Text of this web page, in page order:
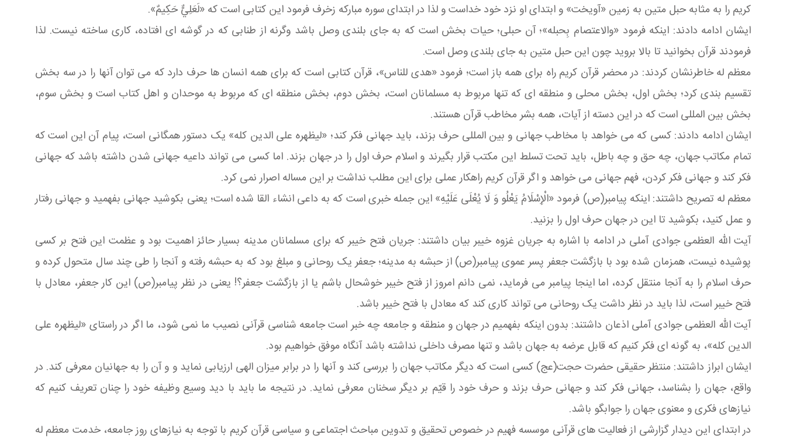
کریم را به مثابه حبل متین به زمین «آویخت» و ابتدای او نزد خود خداست و لذا در ابتدای سوره مبارکه زخرف فرمود این کتابی است که «لَعَلِيٌّ حَكِيمٌ».
ایشان ادامه دادند: اینکه فرمود «والاعتصام بِحبله»؛ آن حبلی؛ حیات بخش است که به جای بلندی وصل باشد وگرنه از طنابی که در گوشه ای افتاده، کاری ساخته نیست. لذا
فرمودند قرآن بخوانید تا بالا بروید چون این حبل متین به جای بلندی وصل است.
معظم له خاطرنشان کردند: در محضر قرآن کریم راه برای همه باز است؛ فرمود «هدی للناس»، قرآن کتابی است که برای همه انسان ها حرف دارد که می توان آنها را در سه بخش
تقسیم بندی کرد؛ بخش اول، بخش محلی و منطقه ای که تنها مربوط به مسلمانان است، بخش دوم، بخش منطقه ای که مربوط به موحدان و اهل کتاب است و بخش سوم،
بخش بین المللی است که در این دسته از آیات، همه بشر مخاطب قرآن هستند.
ایشان ادامه دادند: کسی که می خواهد با مخاطب جهانی و بین المللی حرف بزند، باید جهانی فکر کند؛ «لیظهره علی الدین كله» یک دستور همگانی است، پیام آن این است که
تمام مکاتب جهان، چه حق و چه باطل، باید تحت تسلط این مکتب قرار بگیرند و اسلام حرف اول را در جهان بزند. اما کسی می تواند داعیه جهانی شدن داشته باشد که جهانی
فکر کند و جهانی فکر کردن، فهم جهانی می خواهد و اگر قرآن کریم راهکار عملی برای این مطلب نداشت بر این مساله اصرار نمی کرد.
معظم له تصریح داشتند: اینکه پیامبر(ص) فرمود «الْإِسْلَامُ يَعْلُو وَ لَا يُعْلَی‏ عَلَيْهِ» این جمله خبری است که به داعی انشاء القا شده است؛ یعنی بکوشید جهانی بفهمید و جهانی رفتار
و عمل کنید، بکوشید تا این در جهان حرف اول را بزنید.
آیت الله العظمی جوادی آملی در ادامه با اشاره به جریان غزوه خیبر بیان داشتند: جریان فتح خیبر که برای مسلمانان مدینه بسیار حائز اهمیت بود و عظمت این فتح بر کسی
پوشیده نیست، همزمان شده بود با بازگشت جعفر پسر عموی پیامبر(ص) از حبشه به مدینه؛ جعفر یک روحانی و مبلغ بود که به حبشه رفته و آنجا را طی چند سال متحول کرده و
حرف اسلام را به آنجا منتقل کرده، اما اینجا پیامبر می فرماید، نمی دانم امروز از فتح خیبر خوشحال باشم یا از بازگشت جعفر؟! یعنی در نظر پیامبر(ص) این کار جعفر، معادل با
فتح خیبر است، لذا باید در نظر داشت یک روحانی می تواند کاری کند که معادل با فتح خیبر باشد.
آیت الله العظمی جوادی آملی اذعان داشتند: بدون اینکه بفهمیم در جهان و منطقه و جامعه چه خبر است جامعه شناسی قرآنی نصیب ما نمی شود، ما اگر در راستای «لیظهره علی
الدین كله»، به گونه ای فکر کنیم که قابل عرضه به جهان باشد و تنها مصرف داخلی نداشته باشد آنگاه موفق خواهیم بود.
ایشان ابراز داشتند: منتظر حقیقی حضرت حجت(عج) کسی است که دیگر مکاتب جهان را بررسی کند و آنها را در برابر میزان الهی ارزیابی نماید و و آن را به جهانیان معرفی کند. در
واقع، جهان را بشناسد، جهانی فکر کند و جهانی حرف بزند و حرف خود را قیّم بر دیگر سخنان معرفی نماید. در نتیجه ما باید با دید وسیع وظیفه خود را چنان تعریف کنیم که
نیازهای فکری و معنوی جهان را جوابگو باشد.
در ابتدای این دیدار گزارشی از فعالیت های قرآنی موسسه فهیم در خصوص تحقیق و تدوین مباحث اجتماعی و سیاسی قرآن کریم با توجه به نیازهای روز جامعه، خدمت معظم له